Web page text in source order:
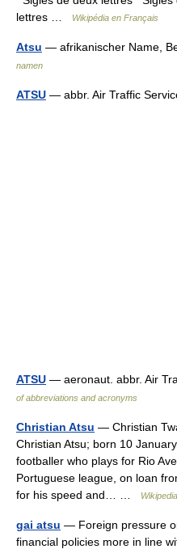
lettres …
Wikipédia en Français
Atsu — afrikanischer Name,
namen
ATSU — abbr. Air Traffic
ATSU — aeronaut. abbr. Air
of abbreviations and acronyms
Christian Atsu — Christian
Christian Atsu; born 10
footballer who plays for Rio
Portuguese league, on loan
for his speed and… …
Wikipedia
gai atsu — Foreign pressure
financial policies more in line